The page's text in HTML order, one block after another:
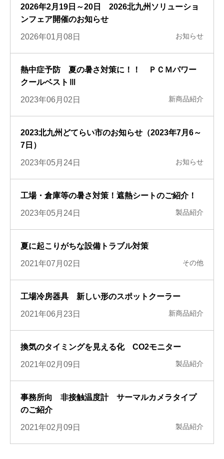
2026年2月19日～20日 2026北九州ソリューショ
ンフェア開催のお知らせ
2026年01月08日 お知らせ
熱中症予防 夏の暑さ対策に！！ ＰＣＭパワー
クールベストⅢ
2023年06月02日 新商品紹介
2023北九州どてらい市のお知らせ（2023年7月6～
7日）
2023年05月24日 お知らせ
工場・倉庫等の暑さ対策！遮熱シートのご紹介！
2023年05月24日 製品紹介
夏に起こりがちな設備トラブル対策
2021年07月02日 その他
工場冷房器具 新しい形のスポットクーラー
2021年06月23日 新商品紹介
換気のタイミングを見える化 CO2モニター
2021年02月09日 製品紹介
事務所向 非接触温度計 サーマルカメラタイプ
のご紹介
2021年02月09日 製品紹介